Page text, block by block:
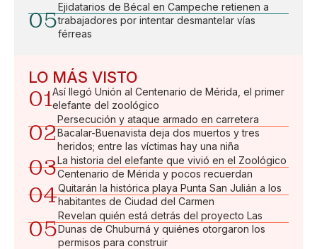
05
Ejidatarios de Bécal en Campeche retienen a
trabajadores por intentar desmantelar vías
férreas
LO MÁS VISTO
01Así llegó Unión al Centenario de Mérida, el primer
elefante del zoológico
02
Persecución y ataque armado en carretera
Bacalar-Buenavista deja dos muertos y tres
heridos; entre las víctimas hay una niña
03La historia del elefante que vivió en el Zoológico
Centenario de Mérida y pocos recuerdan
04Quitarán la histórica playa Punta San Julián a los
habitantes de Ciudad del Carmen
05
Revelan quién está detrás del proyecto Las
Dunas de Chuburná y quiénes otorgaron los
permisos para construir